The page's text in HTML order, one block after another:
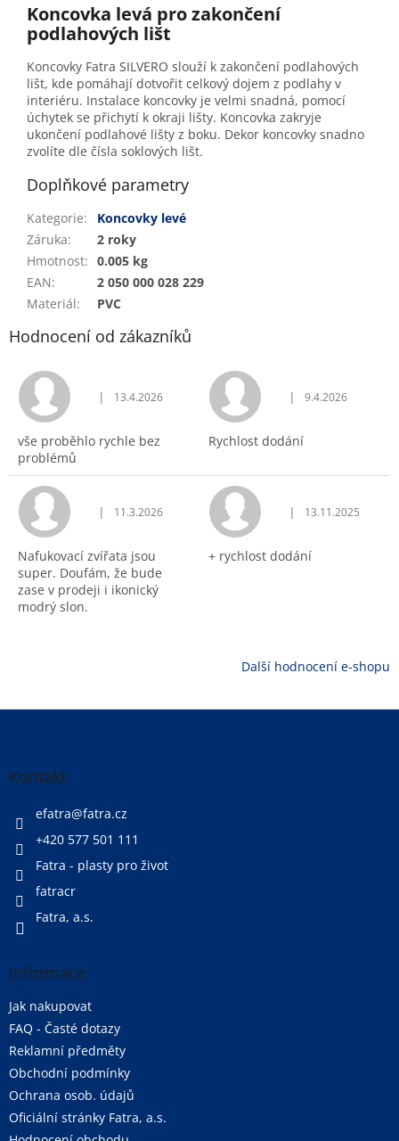
Koncovka levá pro zakončení
podlahových lišt
Koncovky Fatra SILVERO slouží k zakončení podlahových
lišt, kde pomáhají dotvořit celkový dojem z podlahy v
interiéru. Instalace koncovky je velmi snadná, pomocí
úchytek se přichytí k okraji lišty. Koncovka zakryje
ukončení podlahové lišty z boku. Dekor koncovky snadno
zvolíte dle čísla soklových lišt.
Doplňkové parametry
Kategorie:
Koncovky levé
Záruka:
2 roky
Hmotnost: 0.005 kg
EAN:
2 050 000 028 229
Materiál: PVC
Hodnocení od zákazníků
Hodnocení obchodu je 5 z 5 hvězdiček.
| 13.4.2026
vše proběhlo rychle bez
problémů
Hodnocení
| 9.4.2026
Rychlost dodání
Hodnocení obchodu je 5 z 5 hvězdiček.
| 11.3.2026
Nafukovací zvířata jsou
super. Doufám, že bude
zase v prodeji i ikonický
modrý slon.
Hodnocení
| 13.11.2025
+ rychlost dodání
Další hodnocení e-shopu
Z
Kontakt
efatra@fatra.cz
+420 577 501 111
Fatra - plasty pro život
fatracr
Fatra, a.s.
Informace
Jak nakupovat
FAQ - Časté dotazy
Reklamní předměty
Obchodní podmínky
Ochrana osob. údajů
Oficiální stránky Fatra, a.s.